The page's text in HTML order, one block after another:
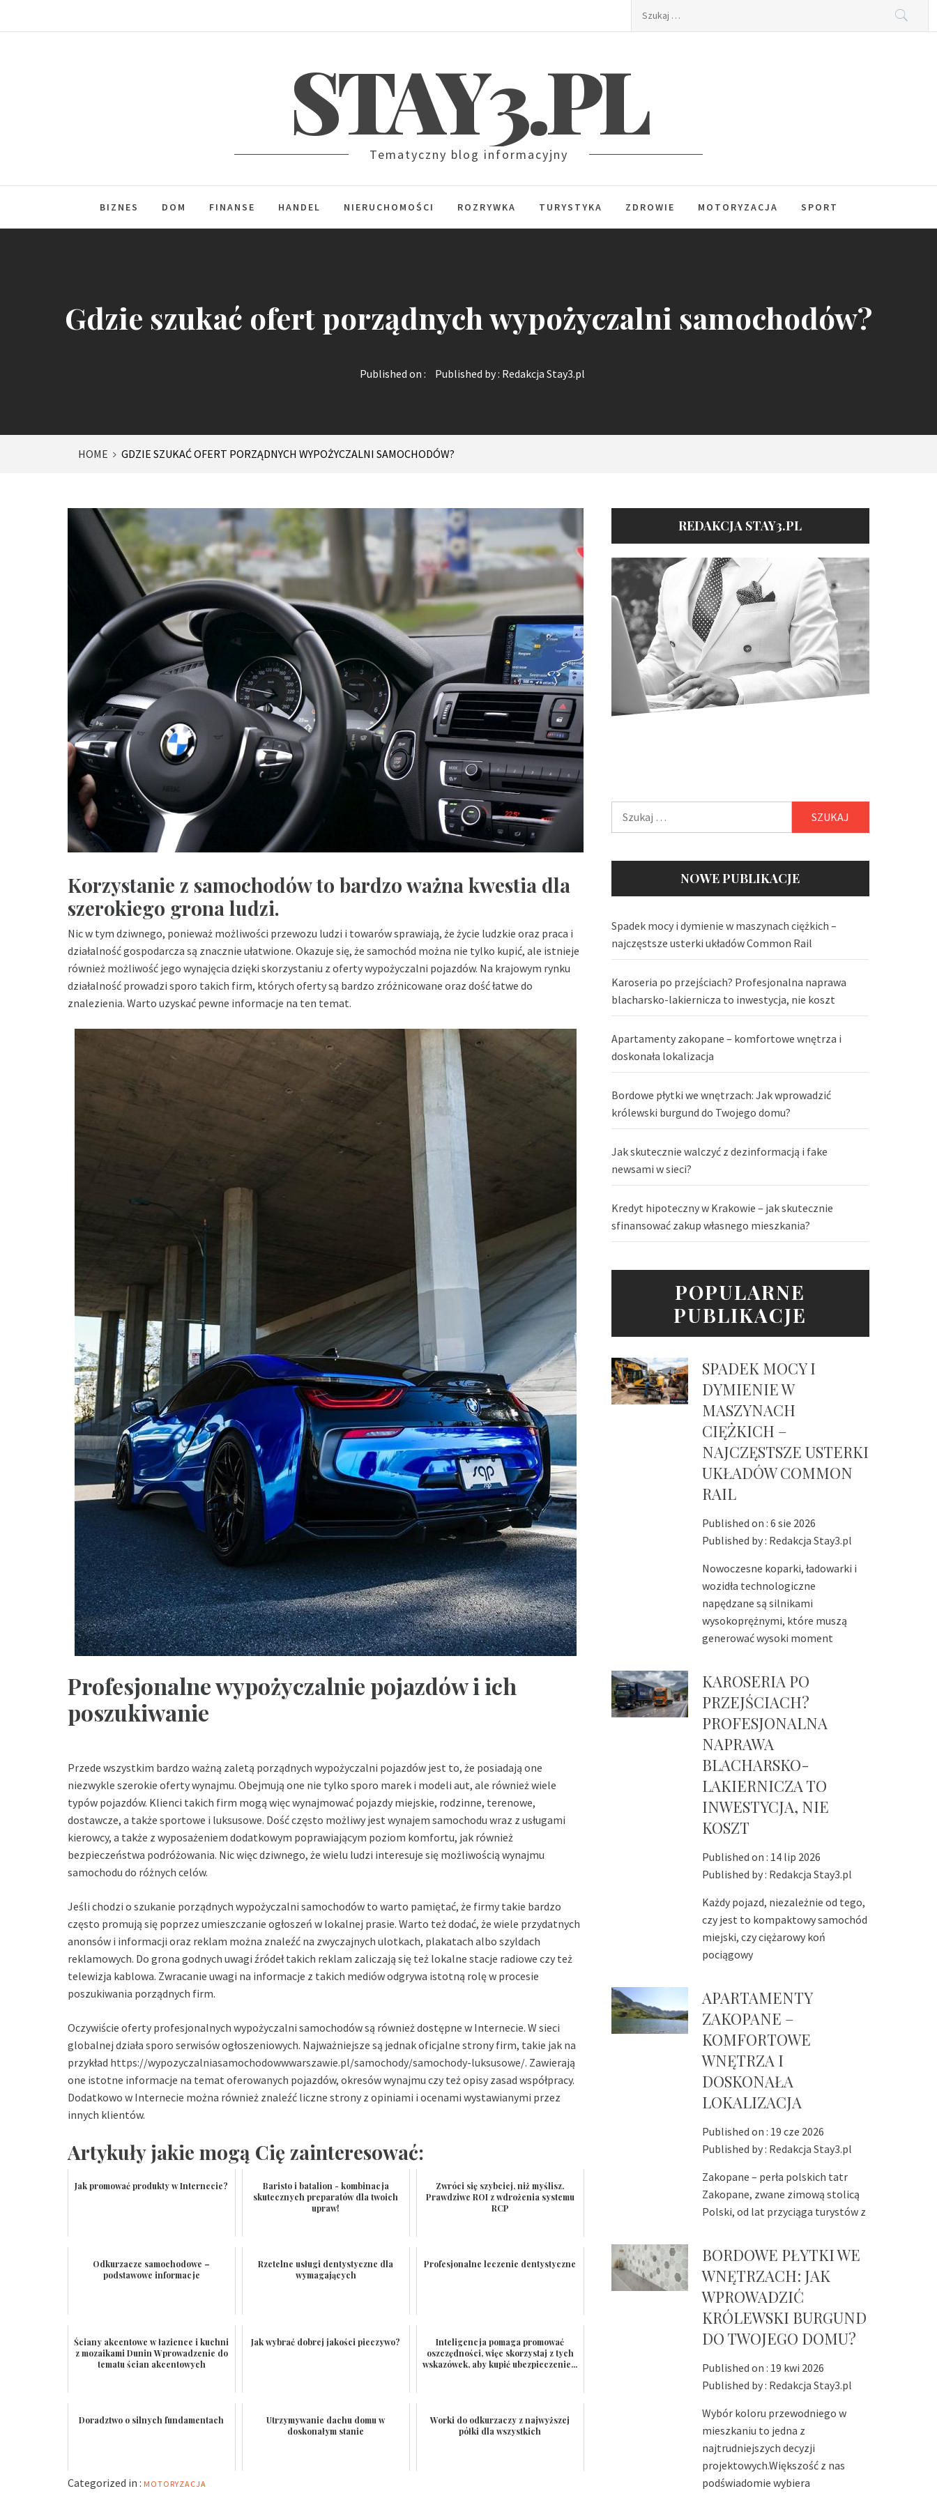
Szukaj:
STAY3.PL
Tematyczny blog informacyjny
BIZNES DOM FINANSE HANDEL NIERUCHOMOŚCI ROZRYWKA TURYSTYKA ZDROWIE MOTORYZACJA SPORT
Gdzie szukać ofert porządnych wypożyczalni samochodów?
Published on : Published by : Redakcja Stay3.pl
HOME GDZIE SZUKAĆ OFERT PORZĄDNYCH WYPOŻYCZALNI SAMOCHODÓW?
Korzystanie z samochodów to bardzo ważna kwestia dla
szerokiego grona ludzi.
Nic w tym dziwnego, ponieważ możliwości przewozu ludzi i towarów sprawiają, że życie ludzkie oraz praca i
działalność gospodarcza są znacznie ułatwione. Okazuje się, że samochód można nie tylko kupić, ale istnieje
również możliwość jego wynajęcia dzięki skorzystaniu z oferty wypożyczalni pojazdów. Na krajowym rynku
działalność prowadzi sporo takich firm, których oferty są bardzo zróżnicowane oraz dość łatwe do
znalezienia. Warto uzyskać pewne informacje na ten temat.
Profesjonalne wypożyczalnie pojazdów i ich
poszukiwanie
Przede wszystkim bardzo ważną zaletą porządnych wypożyczalni pojazdów jest to, że posiadają one
niezwykle szerokie oferty wynajmu. Obejmują one nie tylko sporo marek i modeli aut, ale również wiele
typów pojazdów. Klienci takich firm mogą więc wynajmować pojazdy miejskie, rodzinne, terenowe,
dostawcze, a także sportowe i luksusowe. Dość często możliwy jest wynajem samochodu wraz z usługami
kierowcy, a także z wyposażeniem dodatkowym poprawiającym poziom komfortu, jak również
bezpieczeństwa podróżowania. Nic więc dziwnego, że wielu ludzi interesuje się możliwością wynajmu
samochodu do różnych celów.
Jeśli chodzi o szukanie porządnych wypożyczalni samochodów to warto pamiętać, że firmy takie bardzo
często promują się poprzez umieszczanie ogłoszeń w lokalnej prasie. Warto też dodać, że wiele przydatnych
anonsów i informacji oraz reklam można znaleźć na zwyczajnych ulotkach, plakatach albo szyldach
reklamowych. Do grona godnych uwagi źródeł takich reklam zaliczają się też lokalne stacje radiowe czy też
telewizja kablowa. Zwracanie uwagi na informacje z takich mediów odgrywa istotną rolę w procesie
poszukiwania porządnych firm.
Oczywiście oferty profesjonalnych wypożyczalni samochodów są również dostępne w Internecie. W sieci
globalnej działa sporo serwisów ogłoszeniowych. Najważniejsze są jednak oficjalne strony firm, takie jak na
przykład https://wypozyczalniasamochodowwwarszawie.pl/samochody/samochody-luksusowe/. Zawierają
one istotne informacje na temat oferowanych pojazdów, okresów wynajmu czy też opisy zasad współpracy.
Dodatkowo w Internecie można również znaleźć liczne strony z opiniami i ocenami wystawianymi przez
innych klientów.
Artykuły jakie mogą Cię zainteresować:
Jak promować produkty w Internecie?
Baristo i batalion - kombinacja
skutecznych preparatów dla twoich
upraw!
Zwróci się szybciej, niż myślisz.
Prawdziwe ROI z wdrożenia systemu
RCP
Odkurzacze samochodowe –
podstawowe informacje
Rzetelne usługi dentystyczne dla
wymagających
Profesjonalne leczenie dentystyczne
Ściany akcentowe w łazience i kuchni
z mozaikami Dunin Wprowadzenie do
tematu ścian akcentowych
Jak wybrać dobrej jakości pieczywo?
Inteligencja pomaga promować
oszczędności, więc skorzystaj z tych
wskazówek, aby kupić ubezpieczenie...
Doradztwo o silnych fundamentach
Utrzymywanie dachu domu w
doskonałym stanie
Worki do odkurzaczy z najwyższej
półki dla wszystkich
Categorized in : MOTORYZACJA
REDAKCJA STAY3.PL
Szukaj:
NOWE PUBLIKACJE
Spadek mocy i dymienie w maszynach ciężkich –
najczęstsze usterki układów Common Rail
Karoseria po przejściach? Profesjonalna naprawa
blacharsko-lakiernicza to inwestycja, nie koszt
Apartamenty zakopane – komfortowe wnętrza i
doskonała lokalizacja
Bordowe płytki we wnętrzach: Jak wprowadzić
królewski burgund do Twojego domu?
Jak skutecznie walczyć z dezinformacją i fake
newsami w sieci?
Kredyt hipoteczny w Krakowie – jak skutecznie
sfinansować zakup własnego mieszkania?
POPULARNE
PUBLIKACJE
SPADEK MOCY I
DYMIENIE W
MASZYNACH
CIĘŻKICH –
NAJCZĘSTSZE USTERKI
UKŁADÓW COMMON
RAIL
Published on : 6 sie 2026
Published by : Redakcja Stay3.pl
Nowoczesne koparki, ładowarki i
wozidła technologiczne
napędzane są silnikami
wysokoprężnymi, które muszą
generować wysoki moment
KAROSERIA PO
PRZEJŚCIACH?
PROFESJONALNA
NAPRAWA
BLACHARSKO-
LAKIERNICZA TO
INWESTYCJA, NIE
KOSZT
Published on : 14 lip 2026
Published by : Redakcja Stay3.pl
Każdy pojazd, niezależnie od tego,
czy jest to kompaktowy samochód
miejski, czy ciężarowy koń
pociągowy
APARTAMENTY
ZAKOPANE –
KOMFORTOWE
WNĘTRZA I
DOSKONAŁA
LOKALIZACJA
Published on : 19 cze 2026
Published by : Redakcja Stay3.pl
Zakopane – perła polskich tatr
Zakopane, zwane zimową stolicą
Polski, od lat przyciąga turystów z
BORDOWE PŁYTKI WE
WNĘTRZACH: JAK
WPROWADZIĆ
KRÓLEWSKI BURGUND
DO TWOJEGO DOMU?
Published on : 19 kwi 2026
Published by : Redakcja Stay3.pl
Wybór koloru przewodniego w
mieszkaniu to jedna z
najtrudniejszych decyzji
projektowych.Większość z nas
podświadomie wybiera